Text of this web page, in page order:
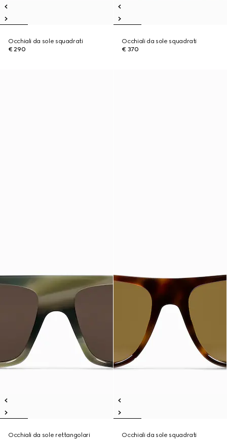
Occhiali da sole squadrati
€ 290
Occhiali da sole squadrati
€ 370
Occhiali da sole rettangolari
Occhiali da sole squadrati